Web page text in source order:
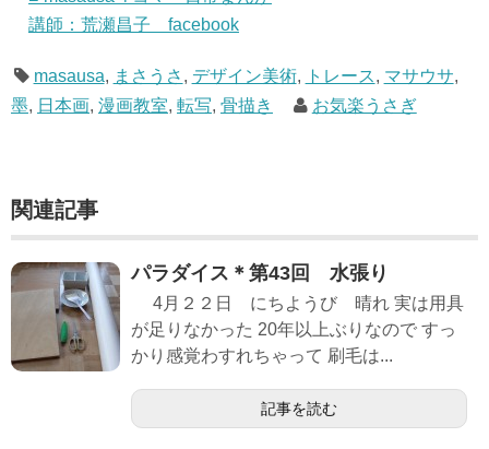
講師：荒瀬昌子 facebook
masausa, まさうさ , デザイン美術, トレース, マサウサ,
墨, 日本画, 漫画教室, 転写, 骨描き お気楽うさぎ
関連記事
パラダイス＊第43回 水張り
4月２２日 にちようび 晴れ 実は用具
が足りなかった 20年以上ぶりなので すっ
かり感覚わすれちゃって 刷毛は...
記事を読む